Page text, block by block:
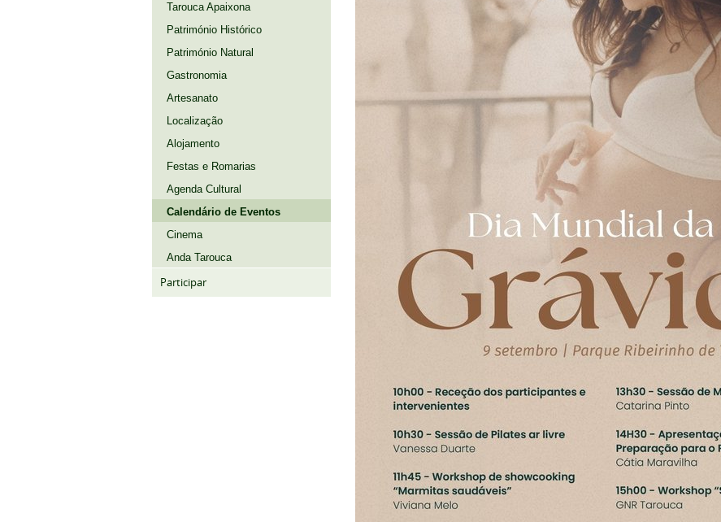
Tarouca Apaixona
Património Histórico
Património Natural
Gastronomia
Artesanato
Localização
Alojamento
Festas e Romarias
Agenda Cultural
Calendário de Eventos
Cinema
Anda Tarouca
Participar